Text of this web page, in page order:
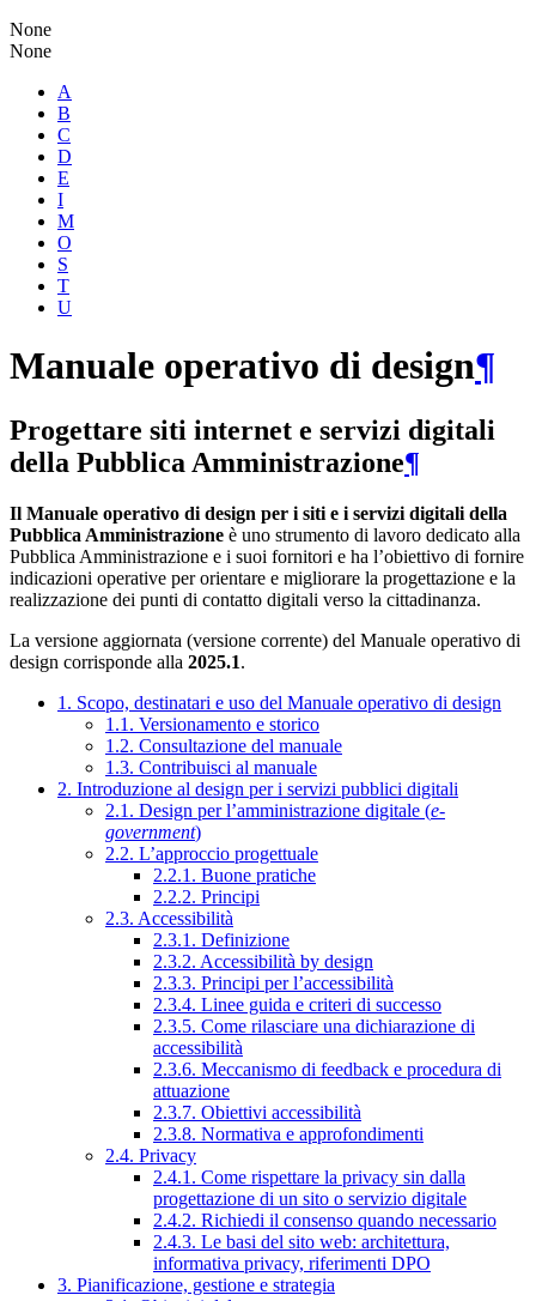
None
None
A
B
C
D
E
I
M
O
S
T
U
Manuale operativo di design¶
Progettare siti internet e servizi digitali
della Pubblica Amministrazione¶
Il Manuale operativo di design per i siti e i servizi digitali della
Pubblica Amministrazione è uno strumento di lavoro dedicato alla
Pubblica Amministrazione e i suoi fornitori e ha l’obiettivo di fornire
indicazioni operative per orientare e migliorare la progettazione e la
realizzazione dei punti di contatto digitali verso la cittadinanza.
La versione aggiornata (versione corrente) del Manuale operativo di
design corrisponde alla 2025.1.
1. Scopo, destinatari e uso del Manuale operativo di design
1.1. Versionamento e storico
1.2. Consultazione del manuale
1.3. Contribuisci al manuale
2. Introduzione al design per i servizi pubblici digitali
2.1. Design per l’amministrazione digitale (e-
government)
2.2. L’approccio progettuale
2.2.1. Buone pratiche
2.2.2. Principi
2.3. Accessibilità
2.3.1. Definizione
2.3.2. Accessibilità by design
2.3.3. Principi per l’accessibilità
2.3.4. Linee guida e criteri di successo
2.3.5. Come rilasciare una dichiarazione di
accessibilità
2.3.6. Meccanismo di feedback e procedura di
attuazione
2.3.7. Obiettivi accessibilità
2.3.8. Normativa e approfondimenti
2.4. Privacy
2.4.1. Come rispettare la privacy sin dalla
progettazione di un sito o servizio digitale
2.4.2. Richiedi il consenso quando necessario
2.4.3. Le basi del sito web: architettura,
informativa privacy, riferimenti DPO
3. Pianificazione, gestione e strategia